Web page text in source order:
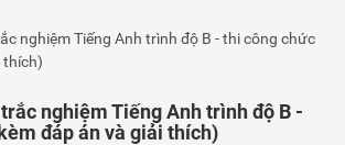
nghiệm Tiếng Anh trình độ B - thi công chức
thích)
nghiệm Tiếng Anh trình độ B -
đáp án và giải thích)